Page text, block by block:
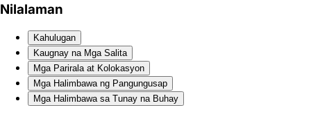
Nilalaman
Kahulugan
Kaugnay na Mga Salita
Mga Parirala at Kolokasyon
Mga Halimbawa ng Pangungusap
Mga Halimbawa sa Tunay na Buhay